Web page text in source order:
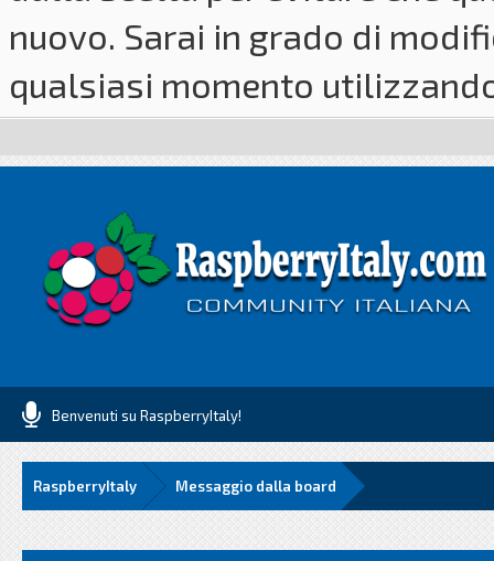
nuovo. Sarai in grado di
qualsiasi momento
Benvenuti su RaspberryItaly!
RaspberryItaly Messaggio dalla board